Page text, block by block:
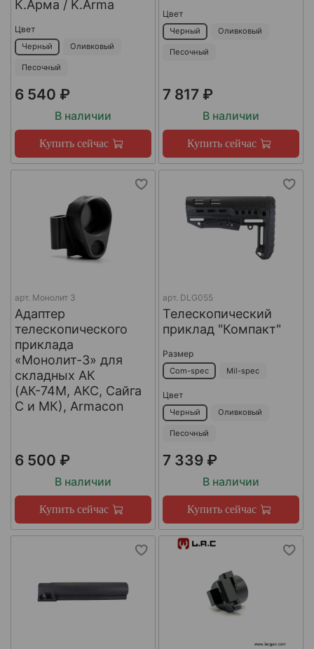
К.Арма / K.Arma
Цвет
Черный Оливковый
Песочный
6 540 ₽
В наличии
Купить сейчас
Цвет
Черный Оливковый
Песочный
7 817 ₽
В наличии
Купить сейчас
арт. Монолит 3
Адаптер
телескопического
приклада
«Монолит-3» для
складных АК
(АК-74М, АКС, Сайга
С и МК), Armacon
6 500 ₽
В наличии
Купить сейчас
арт. DLG055
Телескопический
приклад "Компакт"
Размер
Com-spec Mil-spec
Цвет
Черный Оливковый
Песочный
7 339 ₽
В наличии
Купить сейчас